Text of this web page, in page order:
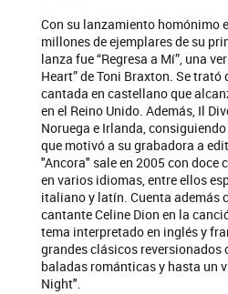
Con su lanzamiento homónimo
millones de ejemplares de su
lanza fue “Regresa a Mí”, una
Heart” de Toni Braxton. Se
cantada en castellano que
en el Reino Unido. Además, Il
Noruega e Irlanda,
que motivó a su grabadora a
"Ancora" sale en 2005 con doce
en varios idiomas, entre ellos
italiano y latín. Cuenta además
cantante Celine Dion en la
tema interpretado en inglés y
grandes clásicos reversionados
baladas románticas y hasta un
Night".